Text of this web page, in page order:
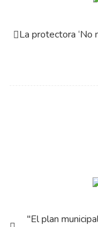
La protectora ‘No
"El plan